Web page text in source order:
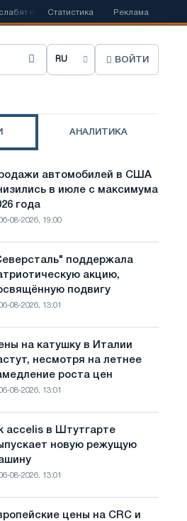
конкуренцию в Соединенном Королевстве
Статистика Реклама
В
б
т
з
ы
к
с
а
й
ВОЙТИ
АНАЛИТИКА
автомобилей в США
в июле с максимума
года
08-2026, 19:00
поддержала
акцию,
подвигу
08-2026, 13:01
на катушку в Италии
несмотря на летнее
роста цен
08-2026, 13:01
accelis в Штутгарте
новую режущую
08-2026, 13:01
цены на CRC и